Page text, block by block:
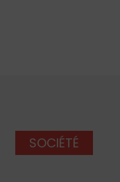
SOCIÉTÉ